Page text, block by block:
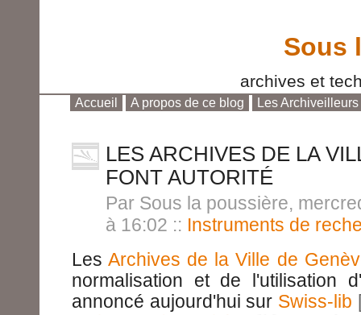
Sous
archives et
Accueil A propos de ce blog
Les Archiveilleurs
LES ARCHIVES DE LA
FONT AUTORITÉ
Par Sous la poussière,
à 16:02 :: Instruments de
LesArchives de la Ville de
normalisation et de l'utilisation d'
annoncé aujourd'hui sur Swiss-lib